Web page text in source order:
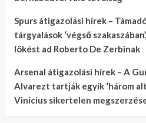
Spurs átigazolási hírek –
tárgyalások ‘végső
lökést ad Roberto De Zerbinak
Arsenal átigazolási hírek – A
Alvarezt tartják egyik ‘három
Vinicius sikertelen